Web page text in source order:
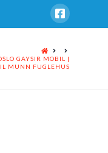
HOME
GAYSIR MOBIL |
MUNN FUGLEHUS